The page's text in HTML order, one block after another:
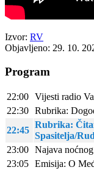
Izvor: RV
Objavljeno: 29. 10.
Program
22:00 Vijesti radio
22:30 Rubrika:
22:45
Rubrika:
Spasitelja/
23:00 Najava
23:05 Emisija: O